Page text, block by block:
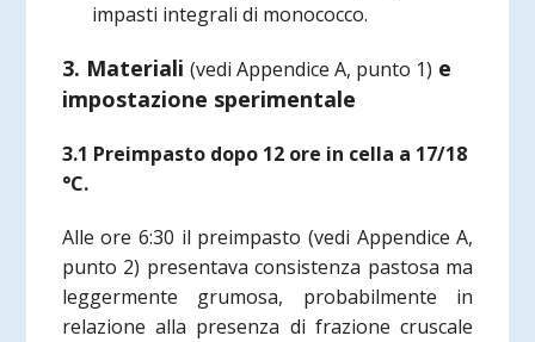
impasti integrali di monococco.
3. Materiali (vedi Appendice A, punto 1) e
impostazione sperimentale
3.1 Preimpasto dopo 12 ore in cella a 17/18
°C.
Alle ore 6:30 il preimpasto (vedi Appendice A,
punto 2) presentava consistenza pastosa ma
leggermente grumosa, probabilmente in
relazione alla presenza di frazione cruscale